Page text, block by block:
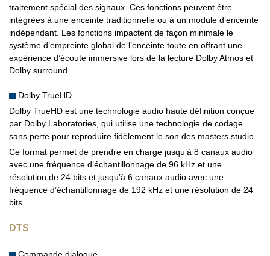
traitement spécial des signaux. Ces fonctions peuvent être
intégrées à une enceinte traditionnelle ou à un module d’enceinte
indépendant. Les fonctions impactent de façon minimale le
système d’empreinte global de l’enceinte toute en offrant une
expérience d’écoute immersive lors de la lecture Dolby Atmos et
Dolby surround.
Dolby TrueHD
Dolby TrueHD est une technologie audio haute définition conçue
par Dolby Laboratories, qui utilise une technologie de codage
sans perte pour reproduire fidèlement le son des masters studio.
Ce format permet de prendre en charge jusqu’à 8 canaux audio
avec une fréquence d’échantillonnage de 96 kHz et une
résolution de 24 bits et jusqu’à 6 canaux audio avec une
fréquence d’échantillonnage de 192 kHz et une résolution de 24
bits.
DTS